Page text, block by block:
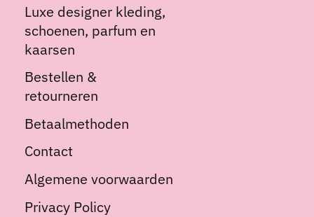
Luxe designer kleding,
schoenen, parfum en
kaarsen
Bestellen &
retourneren
Betaalmethoden
Contact
Algemene voorwaarden
Privacy Policy